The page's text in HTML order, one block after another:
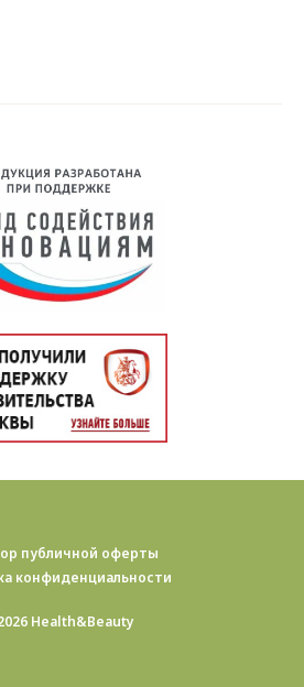
публичной оферты
конфиденциальности
Health&Beauty